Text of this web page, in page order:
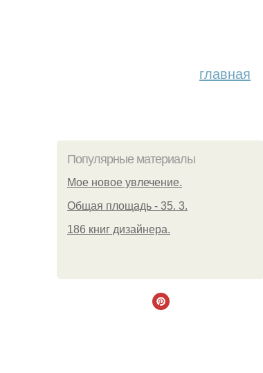
главная
Популярные материалы
Мое новое увлечение.
Общая площадь - 35. 3.
186 книг дизайнера.